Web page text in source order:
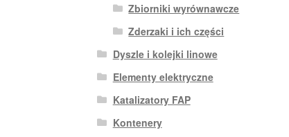
Zbiorniki wyrównawcze
Zderzaki i ich części
Dyszle i kolejki linowe
Elementy elektryczne
Katalizatory FAP
Kontenery